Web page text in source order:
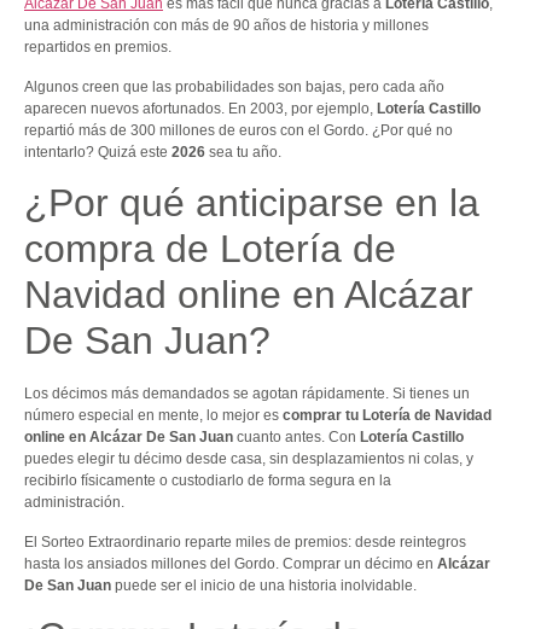
Alcázar De San Juan es más fácil que nunca gracias a Lotería Castillo,
una administración con más de 90 años de historia y millones
repartidos en premios.
Algunos creen que las probabilidades son bajas, pero cada año
aparecen nuevos afortunados. En 2003, por ejemplo, Lotería Castillo
repartió más de 300 millones de euros con el Gordo. ¿Por qué no
intentarlo? Quizá este 2026 sea tu año.
¿Por qué anticiparse en la
compra de Lotería de
Navidad online en Alcázar
De San Juan?
Los décimos más demandados se agotan rápidamente. Si tienes un
número especial en mente, lo mejor es comprar tu Lotería de Navidad
online en Alcázar De San Juan cuanto antes. Con Lotería Castillo
puedes elegir tu décimo desde casa, sin desplazamientos ni colas, y
recibirlo físicamente o custodiarlo de forma segura en la
administración.
El Sorteo Extraordinario reparte miles de premios: desde reintegros
hasta los ansiados millones del Gordo. Comprar un décimo en Alcázar
De San Juan puede ser el inicio de una historia inolvidable.